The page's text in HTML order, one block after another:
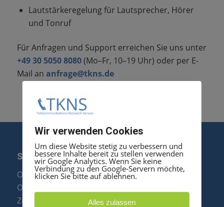
Lautstärkeregelung für Lautsprecher, Hörer
und Tonruf
Für Anfragen und Support erreichen Sie uns unter
+49 30 5050 8080(Mo–Fr, 10–19 Uhr) oder per E-
Mail an anfrage@tkns.de
SERVICE
Optipoint Display Reparatur
Octophon F Display Reparatur
Zubehör & Ersatzteile
Wir verwenden Cookies
Um diese Website stetig zu verbessern und
bessere Inhalte bereit zu stellen verwenden
wir Google Analytics. Wenn Sie keine
Verbindung zu den Google-Servern möchte,
klicken Sie bitte auf ablehnen.
Alles zulassen